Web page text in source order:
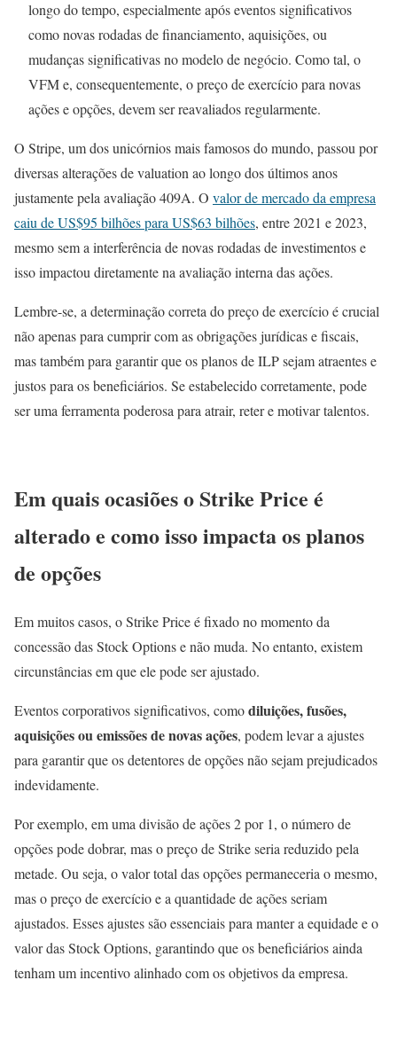
longo do tempo, especialmente após eventos significativos
como novas rodadas de financiamento, aquisições, ou
mudanças significativas no modelo de negócio. Como tal, o
VFM e, consequentemente, o preço de exercício para novas
ações e opções, devem ser reavaliados regularmente.
O Stripe, um dos unicórnios mais famosos do mundo, passou por
diversas alterações de valuation ao longo dos últimos anos
justamente pela avaliação 409A. O valor de mercado da empresa
caiu de US$95 bilhões para US$63 bilhões, entre 2021 e 2023,
mesmo sem a interferência de novas rodadas de investimentos e
isso impactou diretamente na avaliação interna das ações.
Lembre-se, a determinação correta do preço de exercício é crucial
não apenas para cumprir com as obrigações jurídicas e fiscais,
mas também para garantir que os planos de ILP sejam atraentes e
justos para os beneficiários. Se estabelecido corretamente, pode
ser uma ferramenta poderosa para atrair, reter e motivar talentos.
Em quais ocasiões o Strike Price é
alterado e como isso impacta os planos
de opções
Em muitos casos, o Strike Price é fixado no momento da
concessão das Stock Options e não muda. No entanto, existem
circunstâncias em que ele pode ser ajustado.
Eventos corporativos significativos, comodiluições, fusões,
aquisições ou emissões de novas ações, podem levar a ajustes
para garantir que os detentores de opções não sejam prejudicados
indevidamente.
Por exemplo, em uma divisão de ações 2 por 1, o número de
opções pode dobrar, mas o preço de Strike seria reduzido pela
metade. Ou seja, o valor total das opções permaneceria o mesmo,
mas o preço de exercício e a quantidade de ações seriam
ajustados. Esses ajustes são essenciais para manter a equidade e o
valor das Stock Options, garantindo que os beneficiários ainda
tenham um incentivo alinhado com os objetivos da empresa.